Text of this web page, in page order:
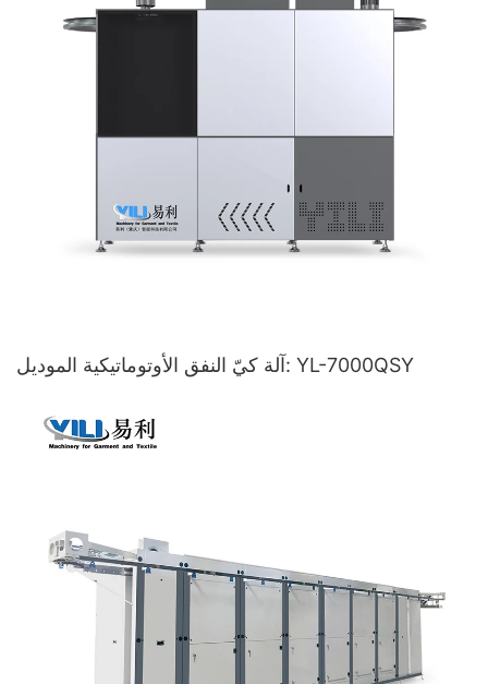
آلة كيّ النفق الأوتوماتيكية الموديل: YL-7000QSY